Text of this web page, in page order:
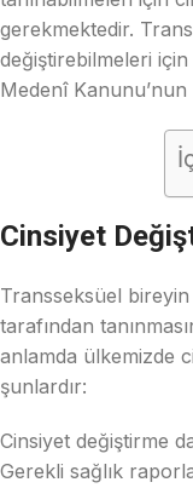
gerekmektedir.
değiştirebilmeleri
Medenî Kanunu’nun
Cinsiyet
Transseksüel
tarafından
anlamda ülkemizde
şunlardır:
Cinsiyet değiştirme
Gerekli sağlık